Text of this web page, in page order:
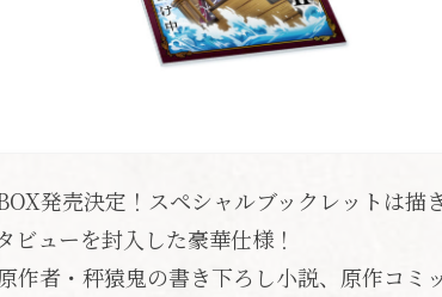
発売決定！スペシャルブックレットは描
ビューを封入した豪華仕様！
作者・秤猿鬼の書き下ろし小説、原作コミ